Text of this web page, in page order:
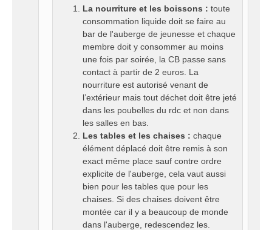
La nourriture et les boissons : toute
consommation liquide doit se faire au
bar de l'auberge de jeunesse et chaque
membre doit y consommer au moins
une fois par soirée, la CB passe sans
contact à partir de 2 euros. La
nourriture est autorisé venant de
l’extérieur mais tout déchet doit être jeté
dans les poubelles du rdc et non dans
les salles en bas.
Les tables et les chaises : chaque
élément déplacé doit être remis à son
exact même place sauf contre ordre
explicite de l'auberge, cela vaut aussi
bien pour les tables que pour les
chaises. Si des chaises doivent être
montée car il y a beaucoup de monde
dans l'auberge, redescendez les.